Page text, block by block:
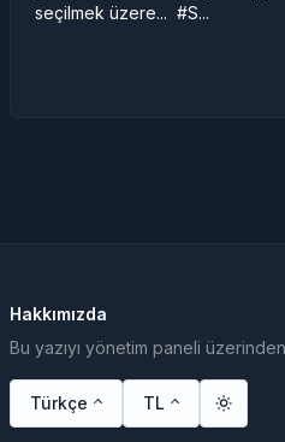
seçilmek üzere... #S...
Hakkımızda
Bu yazıyı yönetim paneli
Türkçe TL